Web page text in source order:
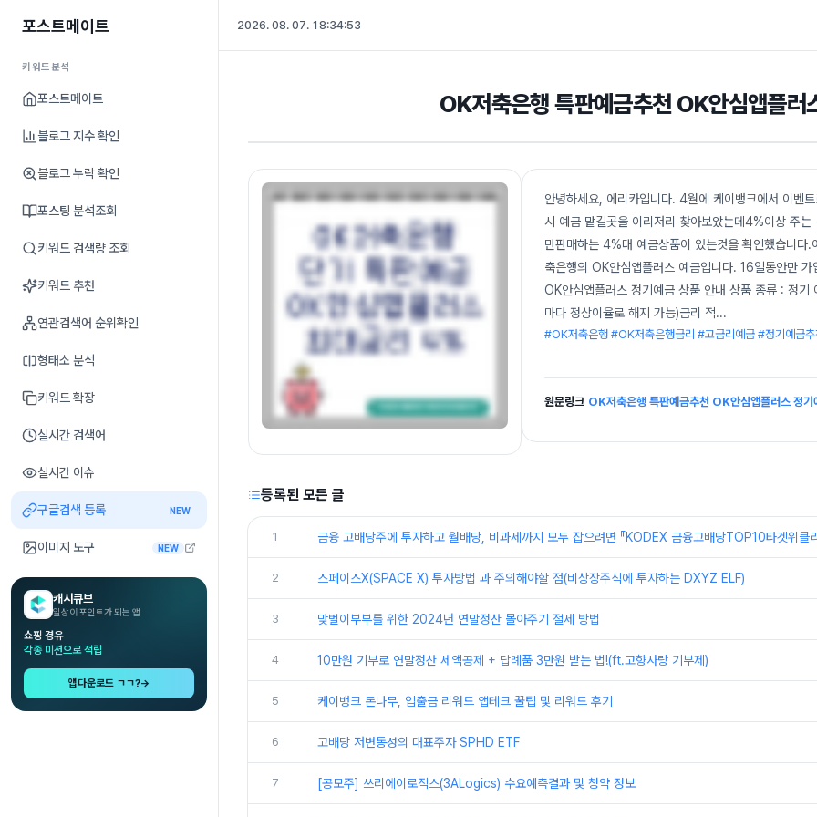
포스트메이트
키워드분석
포스트메이트
블로그 지수 확인
블로그 누락 확인
포스팅 분석조회
키워드 검색량 조회
키워드 추천
연관검색어 순위확인
형태소 분석
키워드 확장
실시간 검색어
실시간 이슈
구글검색 등록 NEW
이미지 도구 NEW
캐시큐브
일상이 포인트가 되는 앱
쇼핑 경유
각종 미션으로 적립
앱다운로드 ㄱㄱ?→
2026. 08. 07. 18:34:54
OK저축은행 특판예금추천 OK안심앱플
안녕하세요, 에리카입니다. 4월에 케이뱅크에서 이벤
시 예금 맡길곳을 이리저리 찾아보았는데4%이상 주
만판매하는 4%대 예금상품이 있는것을 확인했습니다
축은행의 OK안심앱플러스 예금입니다. 16일동안만
OK안심앱플러스 정기예금 상품 안내 상품 종류 : 정
마다 정상이율로 해지 가능)금리 적...
#OK저축은행 #OK저축은행금리 #고금리예금 #정기예금추
원문링크 OK저축은행 특판예금추천 OK안심앱플러스 정
등록된 모든 글
1 금융 고배당주에 투자하고 월배당, 비과세까지 모두 잡으려면 『KODEX 금융고배당TOP10타겟위클
2 스페이스X(SPACE X) 투자방법 과 주의해야할 점(비상장주식에 투자하는 DXYZ ELF)
3 맞벌이부부를 위한 2024년 연말정산 몰아주기 절세 방법
4 10만원 기부로 연말정산 세액공제 + 답례품 3만원 받는 법!(ft.고향사랑 기부제)
5 케이뱅크 돈나무, 입출금 리워드 앱테크 꿀팁 및 리워드 후기
6 고배당 저변동성의 대표주자 SPHD ETF
7 [공모주] 쓰리에이로직스(3ALogics) 수요예측결과 및 청약 정보